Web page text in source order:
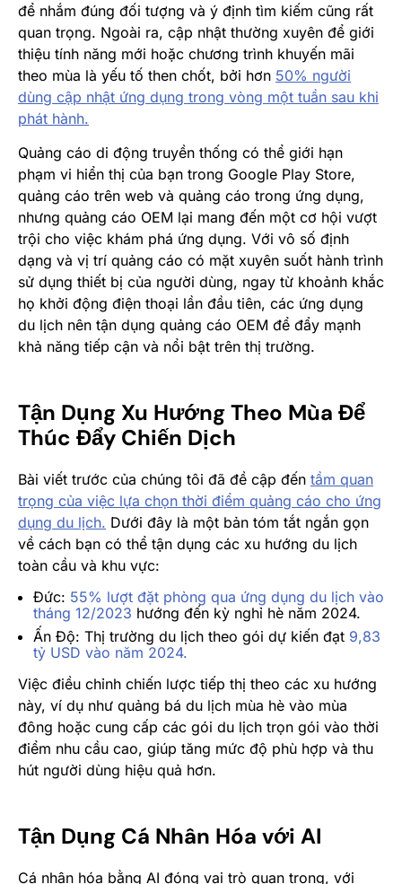
để nhắm đúng đối tượng và ý định tìm kiếm cũng rất
quan trọng. Ngoài ra, cập nhật thường xuyên để giới
thiệu tính năng mới hoặc chương trình khuyến mãi
theo mùa là yếu tố then chốt, bởi hơn 50% người
dùng cập nhật ứng dụng trong vòng một tuần sau khi
phát hành.
Quảng cáo di động truyền thống có thể giới hạn
phạm vi hiển thị của bạn trong Google Play Store,
quảng cáo trên web và quảng cáo trong ứng dụng,
nhưng quảng cáo OEM lại mang đến một cơ hội vượt
trội cho việc khám phá ứng dụng. Với vô số định
dạng và vị trí quảng cáo có mặt xuyên suốt hành trình
sử dụng thiết bị của người dùng, ngay từ khoảnh khắc
họ khởi động điện thoại lần đầu tiên, các ứng dụng
du lịch nên tận dụng quảng cáo OEM để đẩy mạnh
khả năng tiếp cận và nổi bật trên thị trường.
Tận Dụng Xu Hướng Theo Mùa Để
Thúc Đẩy Chiến Dịch
Bài viết trước của chúng tôi đã đề cập đến tầm quan
trọng của việc lựa chọn thời điểm quảng cáo cho ứng
dụng du lịch. Dưới đây là một bản tóm tắt ngắn gọn
về cách bạn có thể tận dụng các xu hướng du lịch
toàn cầu và khu vực:
Đức: 55% lượt đặt phòng qua ứng dụng du lịch vào
tháng 12/2023 hướng đến kỳ nghỉ hè năm 2024.
Ấn Độ: Thị trường du lịch theo gói dự kiến đạt 9,83
tỷ USD vào năm 2024.
Việc điều chỉnh chiến lược tiếp thị theo các xu hướng
này, ví dụ như quảng bá du lịch mùa hè vào mùa
đông hoặc cung cấp các gói du lịch trọn gói vào thời
điểm nhu cầu cao, giúp tăng mức độ phù hợp và thu
hút người dùng hiệu quả hơn.
Tận Dụng Cá Nhân Hóa với AI
Cá nhân hóa bằng AI đóng vai trò quan trọng, với